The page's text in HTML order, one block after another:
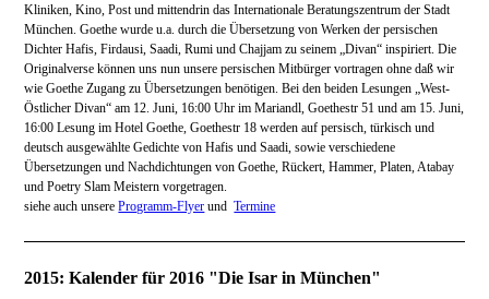
Kliniken, Kino, Post und mittendrin das Internationale Beratungszentrum der Stadt
München. Goethe wurde u.a. durch die Übersetzung von Werken der persischen
Dichter Hafis, Firdausi, Saadi, Rumi und Chajjam zu seinem „Divan“ inspiriert. Die
Originalverse können uns nun unsere persischen Mitbürger vortragen ohne daß wir
wie Goethe Zugang zu Übersetzungen benötigen. Bei den beiden Lesungen „West-
Östlicher Divan“ am 12. Juni, 16:00 Uhr im Mariandl, Goethestr 51 und am 15. Juni,
16:00 Lesung im Hotel Goethe, Goethestr 18 werden auf persisch, türkisch und
deutsch ausgewählte Gedichte von Hafis und Saadi, sowie verschiedene
Übersetzungen und Nachdichtungen von Goethe, Rückert, Hammer, Platen, Atabay
und Poetry Slam Meistern vorgetragen.
siehe auch unsereProgramm-Flyer undTermine
2015: Kalender für 2016 "Die Isar in München"